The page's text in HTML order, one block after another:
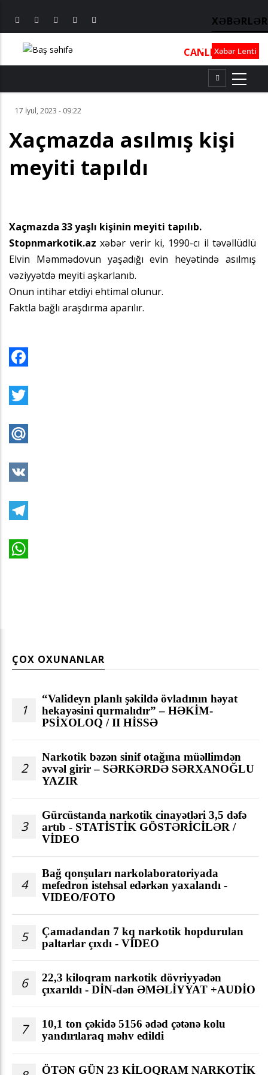
XƏBƏRLƏR
Xəbər Lenti
CANLI┃TV┃FM
17 İyul, 2023 - 09:22
Xaçmazda asılmış kişi
meyiti tapıldı
Xaçmazda 33 yaşlı kişinin meyiti tapılıb.
Stopnmarkotik.az xəbər verir ki, 1990-cı il təvəllüdlü
Elvin Məmmədovun yaşadığı evin heyətində asılmış
vəziyyətdə meyiti aşkarlanıb.
Onun intihar etdiyi ehtimal olunur.
Faktla bağlı araşdırma aparılır.
ÇOX OXUNANLAR
1
“Valideyn planlı şəkildə övladının həyat
hekayəsini qurmalıdır” – HƏKİM-
PSİXOLOQ / II HİSSƏ
2
Narkotik bəzən sinif otağına müəllimdən
əvvəl girir – SƏRKƏRDƏ SƏRXANOĞLU
YAZIR
3
Gürcüstanda narkotik cinayətləri 3,5 dəfə
artıb - STATİSTİK GÖSTƏRİCİLƏR /
VİDEO
4
Bağ qonşuları narkolaboratoriyada
mefedron istehsal edərkən yaxalandı -
VIDEO/FOTO
5
Çamadandan 7 kq narkotik hopdurulan
paltarlar çıxdı - VİDEO
6
22,3 kiloqram narkotik dövriyyədən
çıxarıldı - DİN-dən ƏMƏLİYYAT +AUDİO
7
10,1 ton çəkidə 5156 ədəd çətənə kolu
yandırılaraq məhv edildi
ÖTƏN GÜN 23 KİLOQRAM NARKOTİK